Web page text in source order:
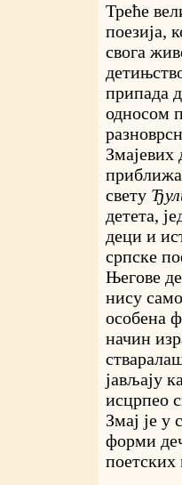
Треће
поезија,
свога
припада
односом
Змајевих
свету
детета,
деци и
српске
Његове
нису
особена
начин
јављају
исцрпео
Змај је у
форми